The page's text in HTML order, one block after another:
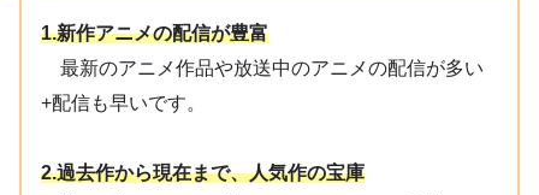
1.新作アニメの配信が豊富
最新のアニメ作品や放送中のアニメの配信が多い
+配信も早いです。
2.過去作から現在まで、人気作の宝庫